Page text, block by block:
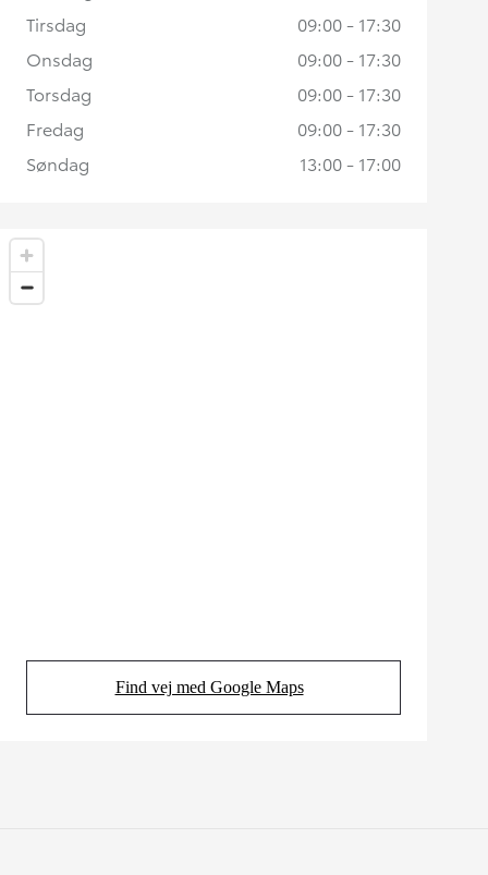
Find vej med Google Maps
(Opens in new tab)
Tirsdag
09:00 - 17:30
Onsdag
09:00 - 17:30
Torsdag
09:00 - 17:30
Fredag
09:00 - 17:30
Søndag
13:00 - 17:00